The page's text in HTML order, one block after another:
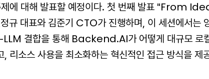
제에 대해 발표할 예정이다. 첫 번째 발표 "From
표와 김준기 CTO가 진행하며, 이 세션에서는
결합을 통해 Backend.AI가 어떻게 대규모 로
리소스 사용을 최소화하는 혁신적인 접근 방식을 제